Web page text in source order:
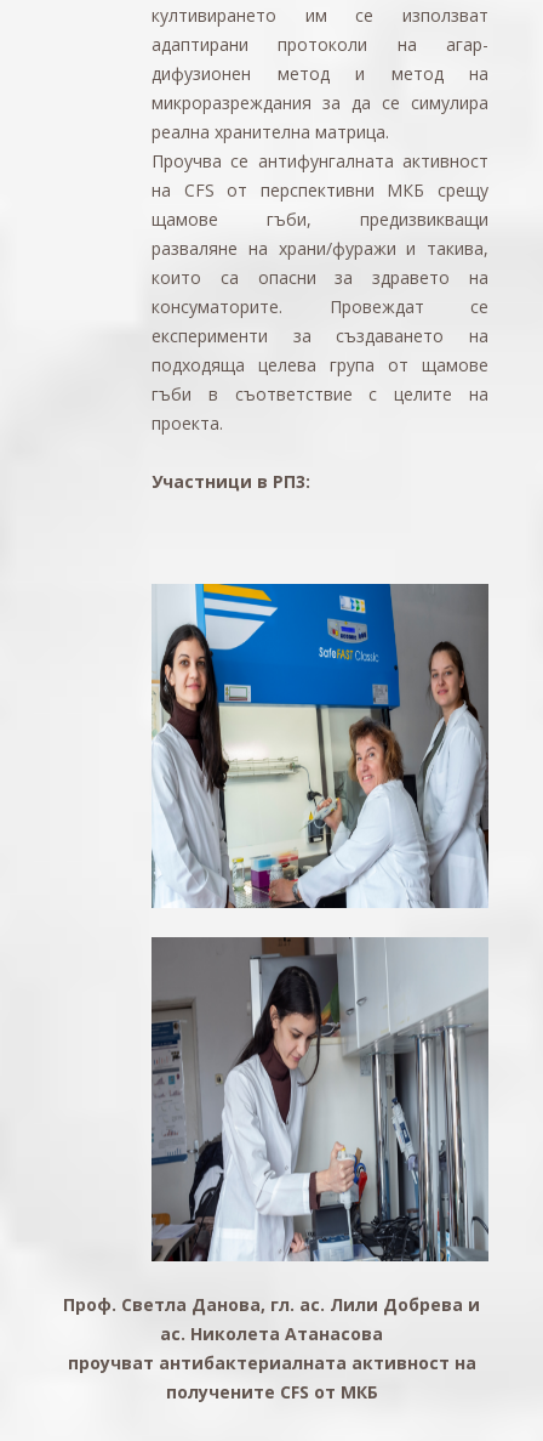
култивирането им се използват
адаптирани протоколи на агар-
дифузионен метод и метод на
микроразреждания за да се симулира
реална хранителна матрица.
Проучва се антифунгалната активност
на CFS от перспективни МКБ срещу
щамове гъби, предизвикващи
разваляне на храни/фуражи и такива,
които са опасни за здравето на
консуматорите. Провеждат се
експерименти за създаването на
подходяща целева група от щамове
гъби в съответствие с целите на
проекта.
Участници в РП3:
Проф. Светла Данова, гл. ас. Лили Добрева и
ас. Николета Атанасова
проучват антибактериалната активност на
получените CFS от МКБ